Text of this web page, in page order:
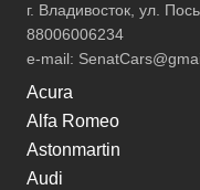
г. Владивосток, ул.
88006006234
e-mail:
Acura
Alfa Romeo
Astonmartin
Audi